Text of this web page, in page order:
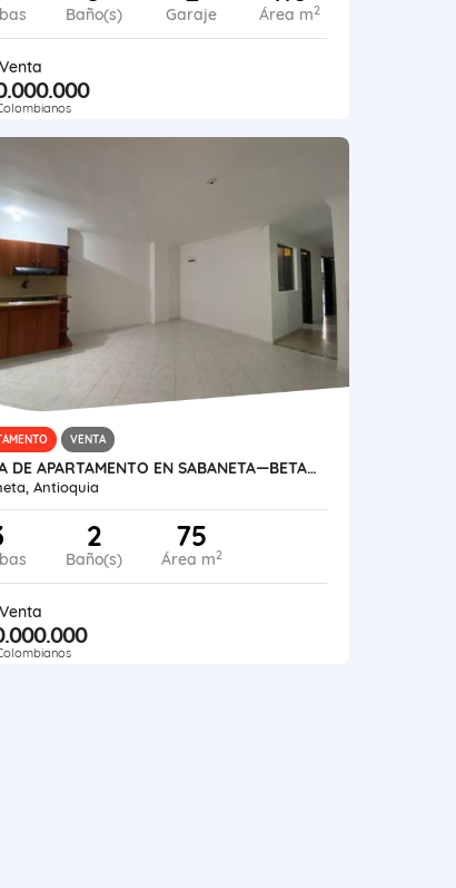
Baño(s) Garaje Área m2
VENTA
VENTA DE APARTAMENTO EN SABANETA—BETANIA
Antioquia
2
Baño(s)
75
Área m2